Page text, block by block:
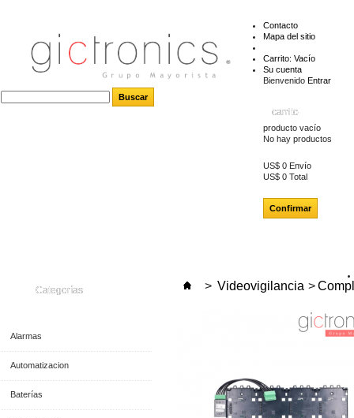
Contacto
Mapa del sitio
Carrito: Vacío
Su cuenta
Bienvenido Entrar
carrito
producto vacío
No hay productos
US$ 0 Envío
US$ 0 Total
Confirmar
Categorías
Alarmas
Automatizacion
Baterías
> Videovigilancia >